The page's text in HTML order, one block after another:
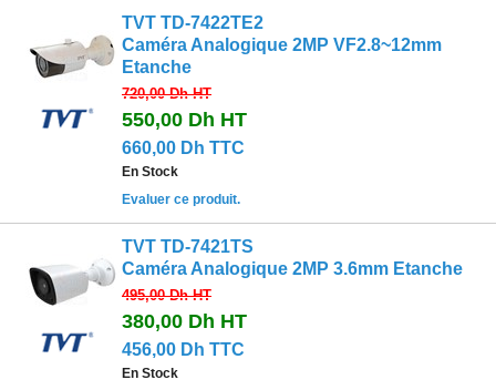
TVT TD-7422TE2
Caméra Analogique 2MP VF2.8~12mm
Etanche
720,00 DhHT
550,00 Dh HT
660,00 Dh TTC
En Stock
Evaluer ce produit.
TVT TD-7421TS
Caméra Analogique 2MP 3.6mm Etanche
495,00 DhHT
380,00 Dh HT
456,00 Dh TTC
En Stock